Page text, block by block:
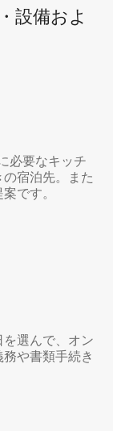
設⁠備⁠およ
必要なキッチ
宿泊先。また
です。
選んで、オン
や書類手続き